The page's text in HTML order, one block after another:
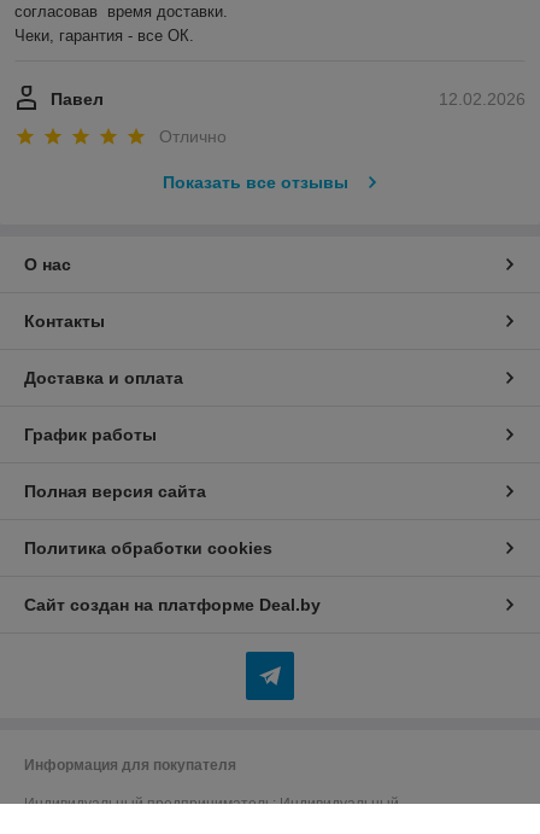
согласовав  время доставки.
Чеки, гарантия - все ОК.
12.02.2026
Павел
Отлично
Показать все отзывы
О нас
Контакты
Доставка и оплата
График работы
Полная версия сайта
Политика обработки cookies
Сайт создан на платформе Deal.by
Информация для покупателя
Индивидуальный предприниматель:Индивидуальный